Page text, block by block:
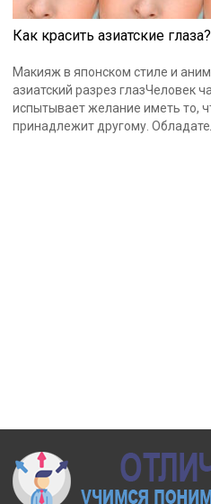
Как красить азиатские глаза?
Макияж в японском стиле и
азиатский разрез глазЧеловек
испытывает желание иметь то,
принадлежит другому.